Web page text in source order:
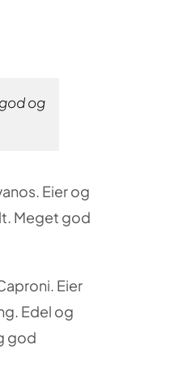
og
Eier og
Meget god
Eier
Edel og
god